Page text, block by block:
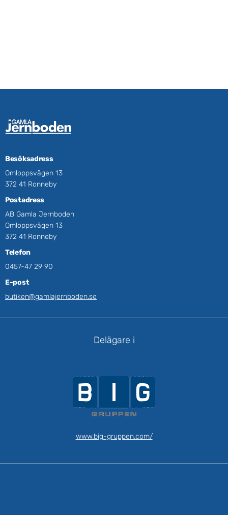
Besöksadress
Omloppsvägen 13
372 41 Ronneby
Postadress
AB Gamla Jernboden
Omloppsvägen 13
372 41 Ronneby
Telefon
0457-47 29 90
E-post
butiken@gamlajernboden.se
Delägare i
www.big-gruppen.com/